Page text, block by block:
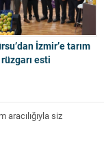
İzmir’e tarım
rüzgarı esti
aracılığıyla siz